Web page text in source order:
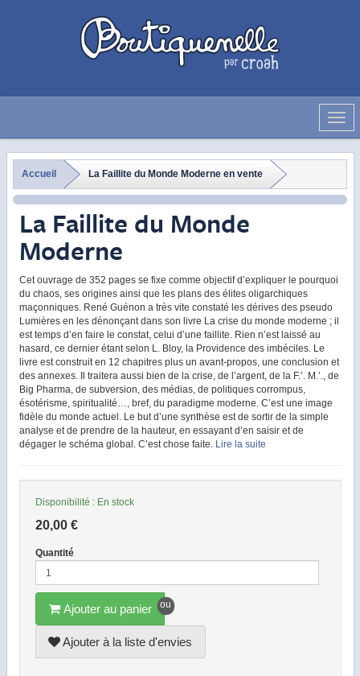
la
Accueil La Faillite du Monde Moderne en vente
La Faillite du Monde
Moderne
Cet ouvrage de 352 pages se fixe comme objectif d’expliquer le pourquoi
du chaos, ses origines ainsi que les plans des élites oligarchiques
maçonniques. René Guénon a très vite constaté les dérives des pseudo
Lumières en les dénonçant dans son livre La crise du monde moderne ; il
est temps d’en faire le constat, celui d’une faillite. Rien n’est laissé au
hasard, ce dernier étant selon L. Bloy, la Providence des imbéciles. Le
livre est construit en 12 chapitres plus un avant-propos, une conclusion et
des annexes. Il traitera aussi bien de la crise, de l’argent, de la F.’. M.’., de
Big Pharma, de subversion, des médias, de politiques corrompus,
ésotérisme, spiritualité…, bref, du paradigme moderne. C’est une image
fidèle du monde actuel. Le but d’une synthèse est de sortir de la simple
analyse et de prendre de la hauteur, en essayant d’en saisir et de
dégager le schéma global. C’est chose faite. Lire la suite
Disponibilité : En stock
20,00 €
Quantité
Ajouter au panier
Ajouter à la liste d'envies